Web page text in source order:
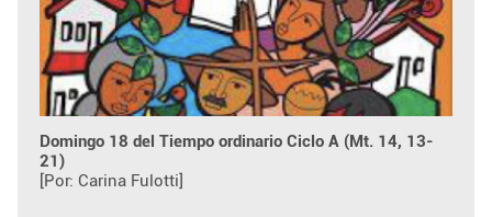
Domingo 18 del Tiempo ordinario Ciclo A (Mt. 14, 13-
21)
[Por: Carina Fulotti]